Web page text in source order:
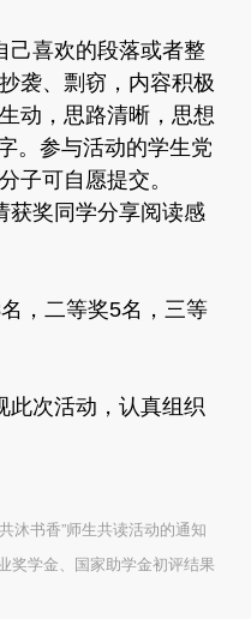
己喜欢的段落或者整
袭、剽窃，内容积极
动，思路清晰，思想
。参与活动的学生党
子可自愿提交。
获奖同学分享阅读感
，二等奖5名，三等
此次活动，认真组织
沐书香”师生共读活动的通知
奖学金、国家助学金初评结果